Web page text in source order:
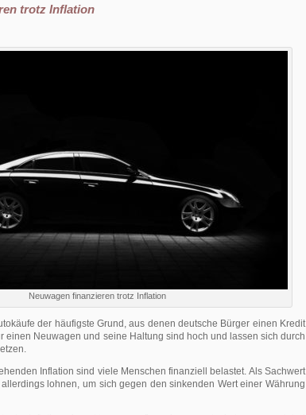
trotz Inflation
Neuwagen finanzieren trotz Inflation
der häufigste Grund, aus denen deutsche Bürger einen Kredit
einen Neuwagen und seine Haltung sind hoch und lassen sich durch
Inflation sind viele Menschen finanziell belastet. Als Sachwert
lohnen, um sich gegen den sinkenden Wert einer Währung